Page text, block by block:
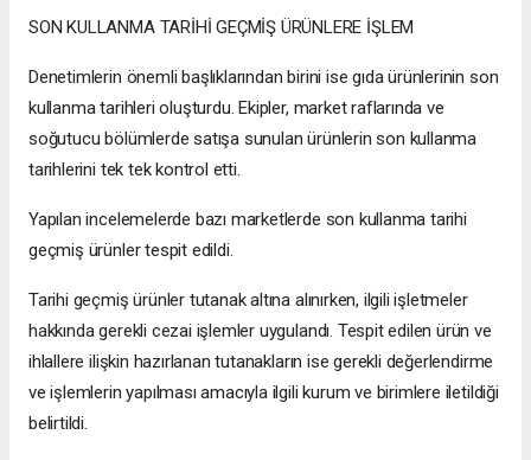
SON KULLANMA TARİHİ GEÇMİŞ ÜRÜNLERE İŞLEM
Denetimlerin önemli başlıklarından birini ise gıda ürünlerinin son
kullanma tarihleri oluşturdu. Ekipler, market raflarında ve
soğutucu bölümlerde satışa sunulan ürünlerin son kullanma
tarihlerini tek tek kontrol etti.
Yapılan incelemelerde bazı marketlerde son kullanma tarihi
geçmiş ürünler tespit edildi.
Tarihi geçmiş ürünler tutanak altına alınırken, ilgili işletmeler
hakkında gerekli cezai işlemler uygulandı. Tespit edilen ürün ve
ihlallere ilişkin hazırlanan tutanakların ise gerekli değerlendirme
ve işlemlerin yapılması amacıyla ilgili kurum ve birimlere iletildiği
belirtildi.